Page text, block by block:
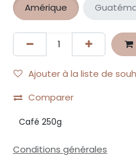
Amérique
Ajouter à la liste de
Comparer
Café 250g
Conditions générales